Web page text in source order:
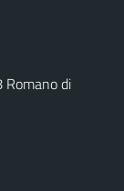
Romano di